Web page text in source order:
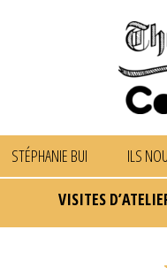
STÉPHANIE BUI ILS
VISITES